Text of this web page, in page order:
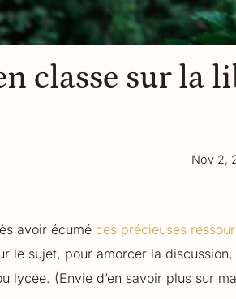
classe sur la
Nov 2,
avoir écumé ces précieuses
le sujet, pour amorcer la
lycée. (Envie d’en savoir plus sur ma